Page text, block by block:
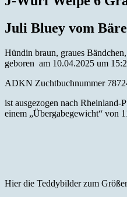
Juli Bluey vom
Hündin braun, graues Bändchen,
geboren am 10.04.2025 um
ADKN Zuchtbuchnummer
ist ausgezogen nach
einem „Übergabegewicht“ von
Hier die Teddybilder zum